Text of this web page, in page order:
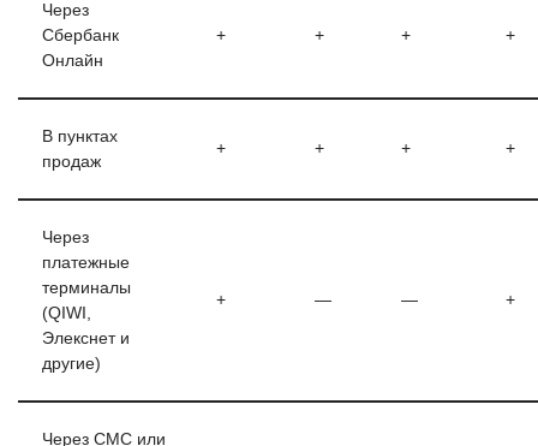
Через
Сбербанк
Онлайн
+ + + +
В пунктах
продаж
+ + + +
Через
платежные
терминалы
(QIWI,
Элекснет и
другие)
+ — — +
Через СМС или